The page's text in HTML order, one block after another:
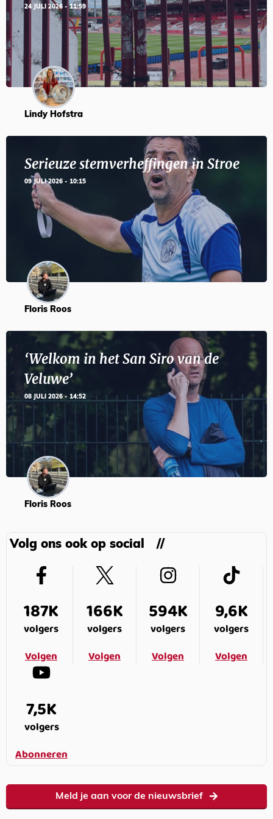
24 JULI 2026 - 11:59
Lindy Hofstra
Serieuze stemverheffingen in Stroe
09 JULI 2026 - 10:15
Floris Roos
‘Welkom in het San Siro van de
Veluwe’
08 JULI 2026 - 14:52
Floris Roos
Volg ons ook op social
187K
volgers
Volgen
166K
volgers
Volgen
594K
volgers
Volgen
9,6K
volgers
Volgen
7,5K
volgers
Abonneren
Meld je aan voor de nieuwsbrief